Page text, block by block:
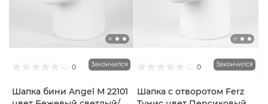
0 Закончился
Шапка бини Angel М 22101
0 Закончился
Шапка с отворотом Ferz